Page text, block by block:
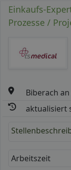
Einkaufs-
Prozesse /
Biberach
aktualisiert
Arbeitszeit